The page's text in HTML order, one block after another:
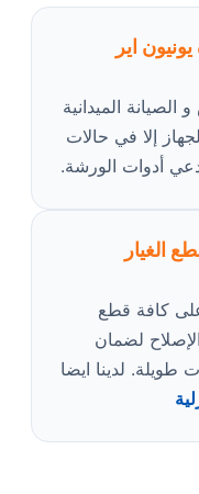
اير
الميدانية
إلا في حالات
أدوات الورشة.
الغيار
كافة قطع
لضمان
طويلة. لدينا ايضا